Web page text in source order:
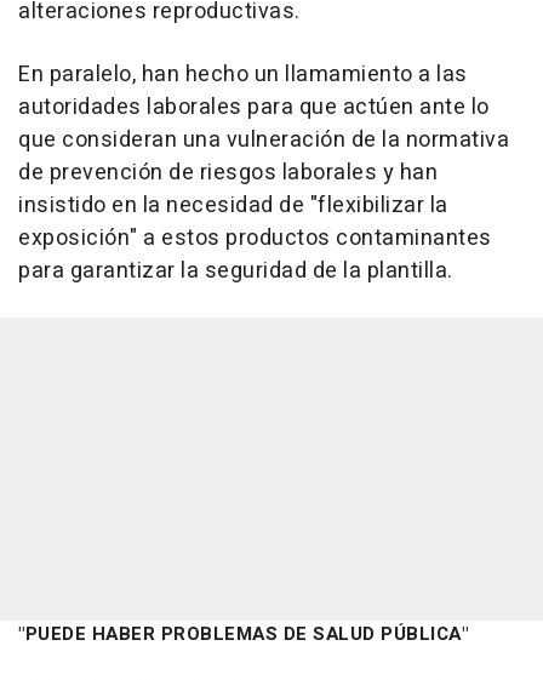
alteraciones reproductivas.
En paralelo, han hecho un llamamiento a las
autoridades laborales para que actúen ante lo
que consideran una vulneración de la normativa
de prevención de riesgos laborales y han
insistido en la necesidad de "flexibilizar la
exposición" a estos productos contaminantes
para garantizar la seguridad de la plantilla.
"PUEDE HABER PROBLEMAS DE SALUD PÚBLICA"